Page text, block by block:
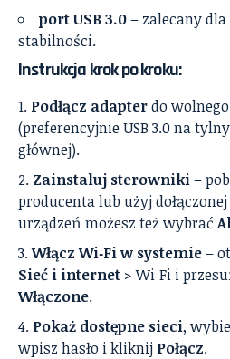
port USB 3.0– zalecany
stabilności.
Instrukcja krok po kroku:
Podłącz adapterdo
(preferencyjnie USB 3.0 na
głównej).
Zainstaluj sterowniki–
producenta lub użyj
urządzeń możesz też wybrać
Włącz Wi‑Fi w systemie–
Sieć i internet > Wi‑Fi i
Włączone.
Pokaż dostępne sieci,
wpisz hasło i kliknij Połącz.